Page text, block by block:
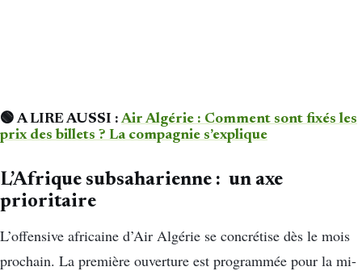
🟢 A LIRE AUSSI :Air Algérie : Comment sont fixés les
prix des billets ? La compagnie s’explique
L’Afrique subsaharienne : un axe
prioritaire
L’offensive africaine d’Air Algérie se concrétise dès le mois
prochain. La première ouverture est programmée pour la mi-